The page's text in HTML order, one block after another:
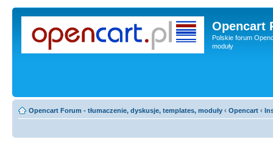
Opencart
Polskie forum
moduły
Opencart Forum - tłumaczenie, dyskusje, templates, moduły ‹ Opencart ‹